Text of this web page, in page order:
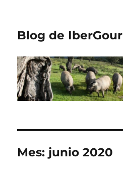
Blog de IberGour
Mes: junio 2020